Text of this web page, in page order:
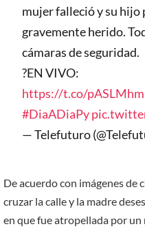
mujer falleció y su hijo
gravemente herido.
cámaras de seguridad.
?EN VIVO:
https://t.co/
#DiaADiaPy
— Telefuturo
De acuerdo con imágenes
cruzar la calle y la madre
en que fue atropellada por